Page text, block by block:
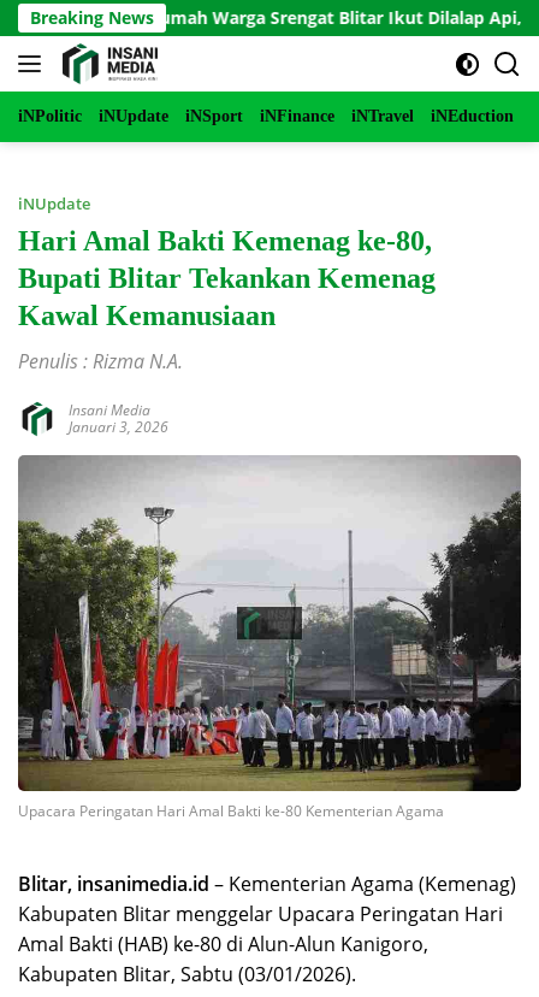
Langsung
ke
konten
Breaking News
Rumah Warga Srengat Blitar Ikut Dilalap Api, Segini
iNPolitic iNUpdate iNSport iNFinance iNTravel iNEduction
iNUpdate
Hari Amal Bakti Kemenag ke-80,
Bupati Blitar Tekankan Kemenag
Kawal Kemanusiaan
Penulis : Rizma N.A.
Insani Media
Januari 3, 2026
Upacara Peringatan Hari Amal Bakti ke-80 Kementerian Agama
Blitar, insanimedia.id – Kementerian Agama (Kemenag)
Kabupaten Blitar menggelar Upacara Peringatan Hari
Amal Bakti (HAB) ke-80 di Alun-Alun Kanigoro,
Kabupaten Blitar, Sabtu (03/01/2026).